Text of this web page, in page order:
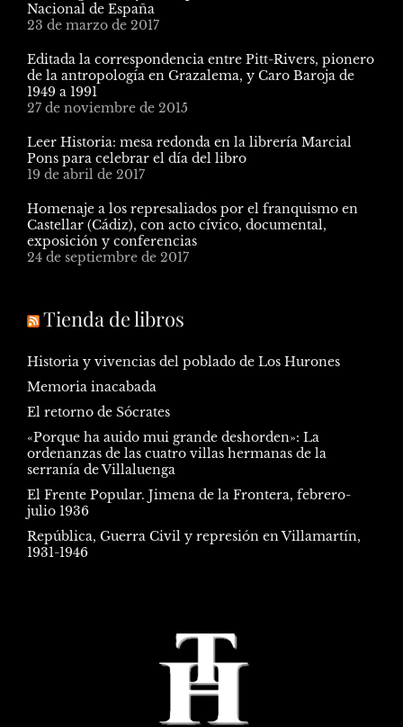
Nacional de España
23 de marzo de 2017
Editada la correspondencia entre Pitt-Rivers, pionero
de la antropología en Grazalema, y Caro Baroja de
1949 a 1991
27 de noviembre de 2015
Leer Historia: mesa redonda en la librería Marcial
Pons para celebrar el día del libro
19 de abril de 2017
Homenaje a los represaliados por el franquismo en
Castellar (Cádiz), con acto cívico, documental,
exposición y conferencias
24 de septiembre de 2017
Tienda de libros
Historia y vivencias del poblado de Los Hurones
Memoria inacabada
El retorno de Sócrates
«Porque ha auido mui grande deshorden»: La
ordenanzas de las cuatro villas hermanas de la
serranía de Villaluenga
El Frente Popular. Jimena de la Frontera, febrero-
julio 1936
República, Guerra Civil y represión en Villamartín,
1931-1946